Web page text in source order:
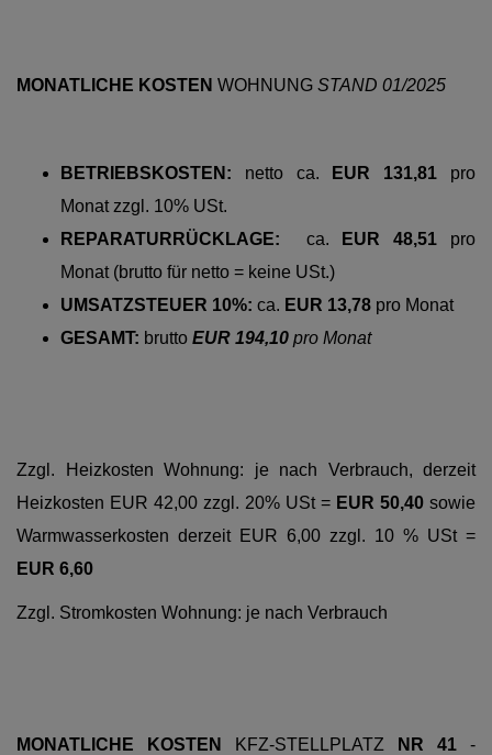
MONATLICHE KOSTEN WOHNUNG STAND 01/2025
BETRIEBSKOSTEN: netto ca. EUR 131,81 pro
Monat zzgl. 10% USt.
REPARATURRÜCKLAGE: ca. EUR 48,51 pro
Monat (brutto für netto = keine USt.)
UMSATZSTEUER 10%: ca. EUR 13,78 pro Monat
GESAMT: brutto EUR 194,10 pro Monat
Zzgl. Heizkosten Wohnung: je nach Verbrauch, derzeit
Heizkosten EUR 42,00 zzgl. 20% USt = EUR 50,40 sowie
Warmwasserkosten derzeit EUR 6,00 zzgl. 10 % USt =
EUR 6,60
Zzgl. Stromkosten Wohnung: je nach Verbrauch
MONATLICHE KOSTEN KFZ-STELLPLATZ NR 41 -